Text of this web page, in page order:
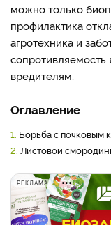
можно только
профилактика
агротехника и
сопротивляемость
вредителям.
Оглавление
1. Борьба с почковым
2. Листовой
РЕКЛАМА